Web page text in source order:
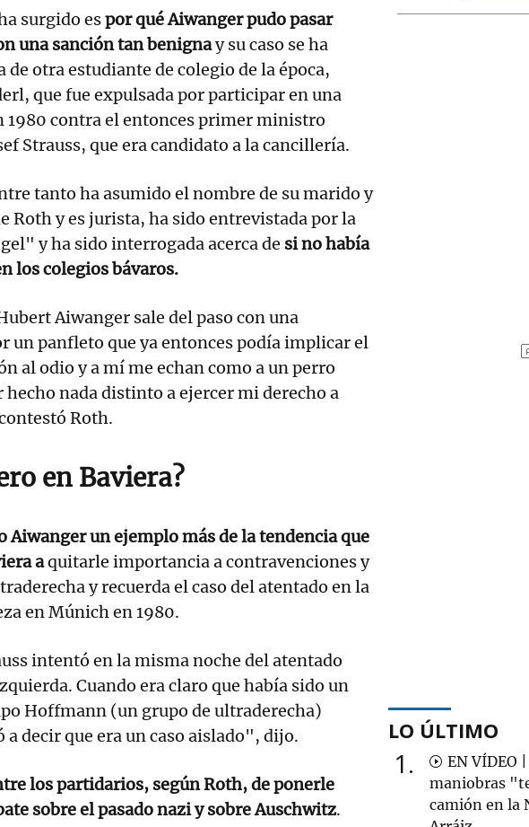
surgido espor qué Aiwanger pudo pasar
una sanción tan benignay su caso se ha
de otra estudiante de colegio de la época,
que fue expulsada por participar en una
1980 contra el entonces primer ministro
Strauss, que era candidato a la cancillería.
tanto ha asumido el nombre de su marido y
Roth y es jurista, ha sido entrevistada por la
y ha sido interrogada acerca de si no había
los colegios bávaros.
Aiwanger sale del paso con una
un panfleto que ya entonces podía implicar el
al odio y a mí me echan como a un perro
hecho nada distinto a ejercer mi derecho a
Roth.
en Baviera?
Aiwanger un ejemplo más de la tendencia que
aquitarle importancia a contravenciones y
y recuerda el caso del atentado en la
en Múnich en 1980.
intentó en la misma noche del atentado
Cuando era claro que había sido un
Hoffmann (un grupo de ultraderecha)
a decir que era un caso aislado", dijo.
los partidarios, según Roth, de ponerle
sobre el pasado nazi y sobre Auschwitz.
LO ÚLTIMO
1
EN VÍDEO
maniobras
camión en la